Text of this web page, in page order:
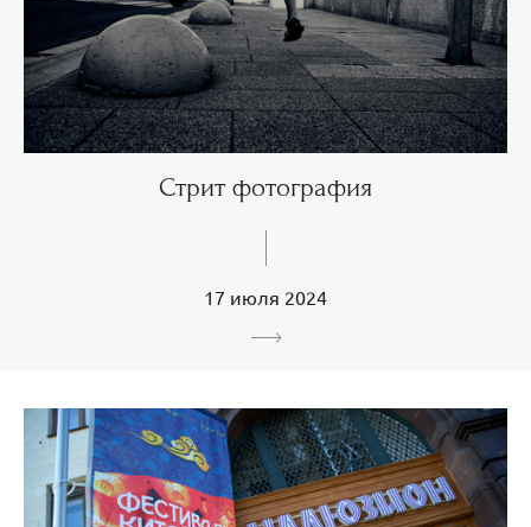
Стрит фотография
17 июля 2024